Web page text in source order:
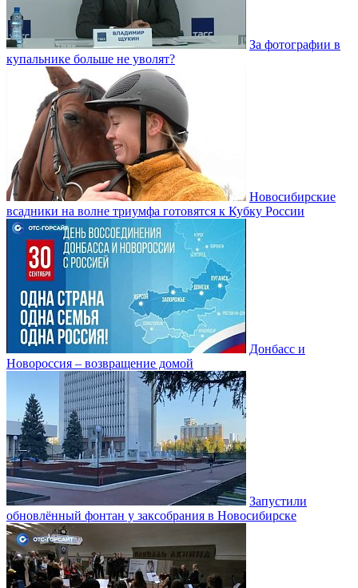
За фотографии в
купальнике больше не уволят?
Новосибирские
всадники на волне триумфа готовятся к Кубку России
Донбасс и
Новороссия – возвращение домой
Запустили
обновлённый фонтан у заксобрания в Новосибирске